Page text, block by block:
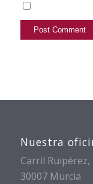
Nuestra
Carril Ruipérez,
30007 Murcia